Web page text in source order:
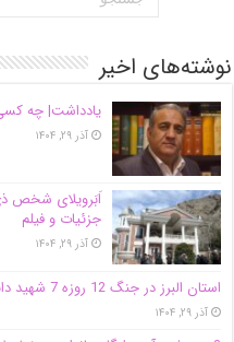
نوشته‌های اخیر
یادداشت| ‌چه
آذر ۲۹, ۱۴۰۴
اَبَر‌ویلای شخص
جزئیات و فیلم
آذر ۲۹, ۱۴۰۴
استان البرز در جنگ 12 روزه 7 شهید دانشجو تقدیم انقلاب کرد
آذر ۲۹, ۱۴۰۴